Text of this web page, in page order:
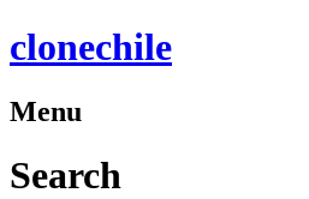
clonechile
Menu
Search